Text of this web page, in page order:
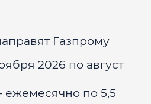
Газпрому
2026 по август
ежемесячно по 5,5